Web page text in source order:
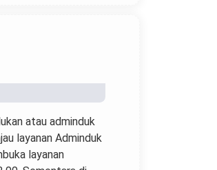
atau adminduk
layanan Adminduk
layanan